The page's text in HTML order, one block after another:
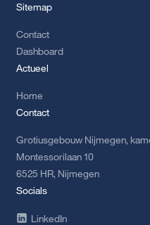
Sitemap
Contact
Dashboard
Actueel
Home
Contact
Grotiusgebouw Nijmegen,
Montessorilaan 10
6525 HR, Nijmegen
Socials
LinkedIn